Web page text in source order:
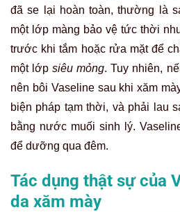
đã se lại hoàn toàn, thường là
một lớp màng bảo vệ tức thời
trước khi tắm hoặc rửa mặt để
một lớpsiêu mỏng. Tuy nhiên,
nên bôi Vaseline sau khi xăm
biện pháp tạm thời, và phải lau
bằng nước muối sinh lý.
để dưỡng qua đêm.
Tác dụng thật sự của
da xăm mày